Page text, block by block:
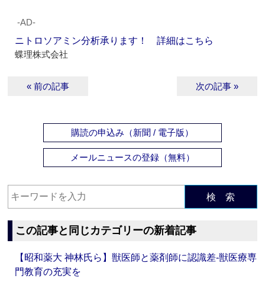
‐AD‐
ニトロソアミン分析承ります！ 詳細はこちら
蝶理株式会社
« 前の記事 次の記事 »
購読の申込み（新聞 / 電子版）
メールニュースの登録（無料）
検 索
この記事と同じカテゴリーの新着記事
【昭和薬大 神林氏ら】獣医師と薬剤師に認識差‐獣医療専
門教育の充実を